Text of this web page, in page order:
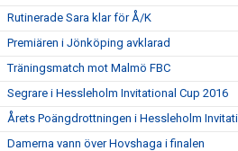
Rutinerade Sara klar för Å/K
Premiären i Jönköping avklarad
Träningsmatch mot Malmö FBC
Segrare i Hessleholm Invitational Cup 2016
Årets Poängdrottningen i Hessleholm
Damerna vann över Hovshaga i finalen